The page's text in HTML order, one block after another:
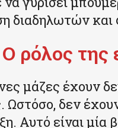
διαδηλωτών
Ο ρόλος της
μάζες έχουν
Ωστόσο, δεν
Αυτό είναι μία